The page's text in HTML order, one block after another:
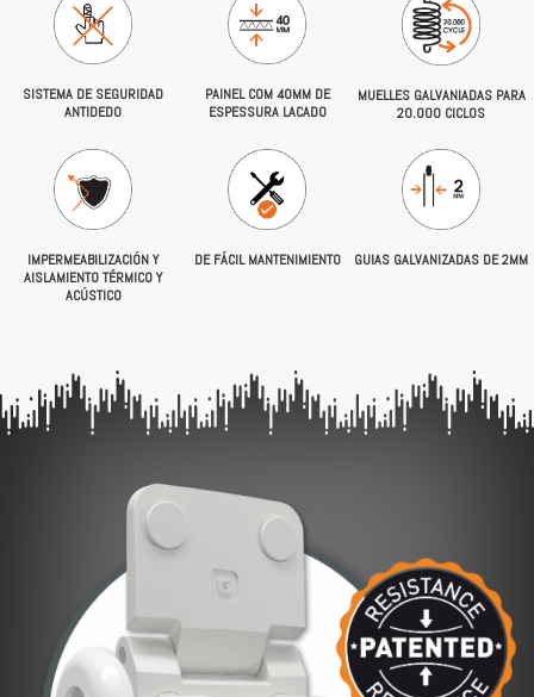
SISTEMA DE SEGURIDAD
ANTIDEDO
PAINEL COM 40MM DE
ESPESSURA LACADO
MUELLES GALVANIADAS PARA
20.000 CICLOS
IMPERMEABILIZACIÓN Y
AISLAMIENTO TÉRMICO Y
ACÚSTICO
DE FÁCIL MANTENIMIENTO GUIAS GALVANIZADAS DE 2MM